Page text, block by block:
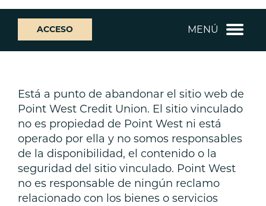
sesión
banca
web
a
ACCESO MENÚ
Está a punto de abandonar el sitio web de
Point West Credit Union. El sitio vinculado
no es propiedad de Point West ni está
operado por ella y no somos responsables
de la disponibilidad, el contenido o la
seguridad del sitio vinculado. Point West
no es responsable de ningún reclamo
relacionado con los bienes o servicios